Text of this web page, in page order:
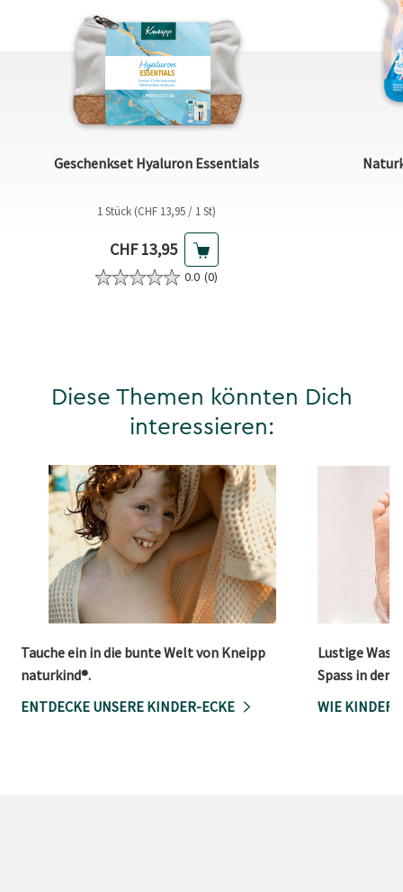
Geschenkset Hyaluron Essentials
1 Stück (CHF 13,95 / 1 St)
Aktueller Preis
CHF 13,95
0.0 (0)
Diese Themen könnten Dich
interessieren:
Tauche ein in die bunte Welt von Kneipp
naturkind®.
ENTDECKE UNSERE KINDER-ECKE
Lustige
Spass in der
WIE KINDER